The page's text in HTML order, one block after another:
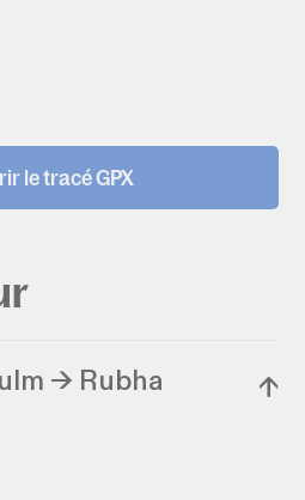
le tracé GPX
→ Rubha
↓